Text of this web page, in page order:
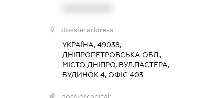
dossier.address:
УКРАЇНА, 49038,
ДНІПРОПЕТРОВСЬКА ОБЛ.,
МІСТО ДНІПРО, ВУЛ.ПАСТЕРА,
БУДИНОК 4, ОФІС 403
dossier.capital: